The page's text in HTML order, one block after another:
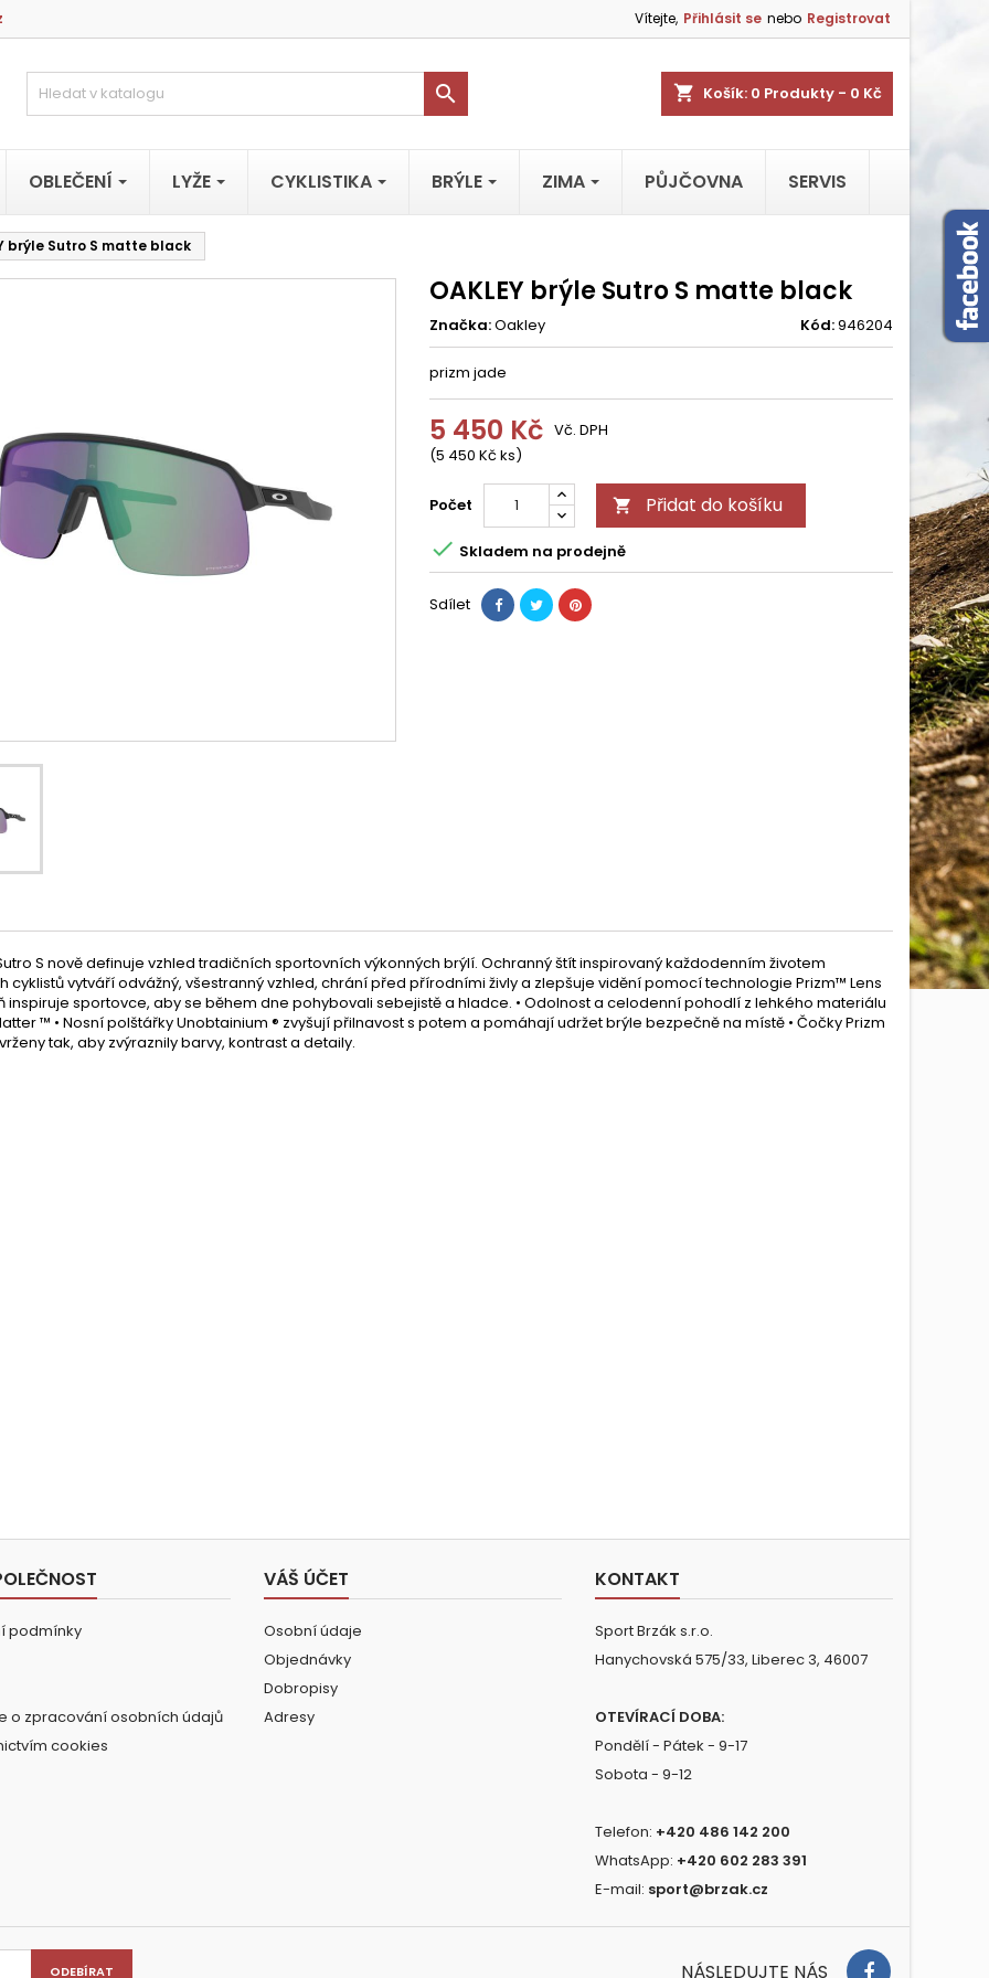
Vítejte, Přihlásit se nebo Registrovat
shopping_cart Košík: 0 Produkty - 0 Kč

OBLEČENÍ LYŽE CYKLISTIKA BRÝLE ZIMA PŮJČOVNA SERVIS
brýle Sutro S matte black
OAKLEY brýle Sutro S matte black
Značka:Oakley Kód:946204
prizm jade
5 450 Kč
(5 450 Kč ks)
Vč. DPH
Počet  Přidat do košíku
 Skladem na prodejně
Sdílet
S nově definuje vzhled tradičních sportovních výkonných brýlí. Ochranný štít inspirovaný každodenním životem
cyklistů vytváří odvážný, všestranný vzhled, chrání před přírodními živly a zlepšuje vidění pomocí technologie Prizm™ Lens
inspiruje sportovce, aby se během dne pohybovali sebejistě a hladce. • Odolnost a celodenní pohodlí z lehkého materiálu
™ • Nosní polštářky Unobtainium ® zvyšují přilnavost s potem a pomáhají udržet brýle bezpečně na místě • Čočky Prizm
tak, aby zvýraznily barvy, kontrast a detaily.
podmínky
o zpracování osobních údajů
cookies
VÁŠ ÚČET
Osobní údaje
Objednávky
Dobropisy
Adresy
KONTAKT
Sport Brzák s.r.o.
Hanychovská 575/33, Liberec 3, 46007
OTEVÍRACÍ DOBA:
Pondělí - Pátek - 9-17
Sobota - 9-12
Telefon: +420 486 142 200
WhatsApp: +420 602 283 391
E-mail: sport@brzak.cz
NÁSLEDUJTE NÁS